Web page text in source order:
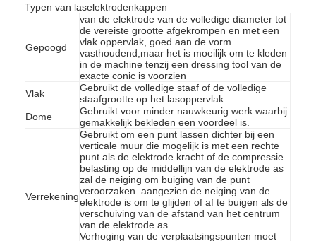
Producten
Over ons
Typen van laselektrodenkappen
Gepoogd
van de elektrode van de volledige diameter tot
de vereiste grootte afgekrompen en met een
vlak oppervlak, goed aan de vorm
vasthoudend,maar het is moeilijk om te kleden
in de machine tenzij een dressing tool van de
exacte conic is voorzien
Vlak
Gebruikt de volledige staaf of de volledige
staafgrootte op het lasoppervlak
Dome
Gebruikt voor minder nauwkeurig werk waarbij
gemakkelijk bekleden een voordeel is.
Verrekening
Gebruikt om een punt lassen dichter bij een
verticale muur die mogelijk is met een rechte
punt.als de elektrode kracht of de compressie
belasting op de middellijn van de elektrode as
zal de neiging om buiging van de punt
veroorzaken. aangezien de neiging van de
elektrode is om te glijden of af te buigen als de
verschuiving van de afstand van het centrum
van de elektrode as
Verhoging van de verplaatsingspunten moet